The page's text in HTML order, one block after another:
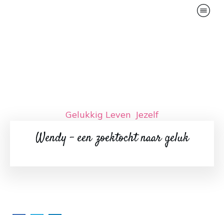
Gelukkig Leven Jezelf
Wendy – een zoektocht naar geluk